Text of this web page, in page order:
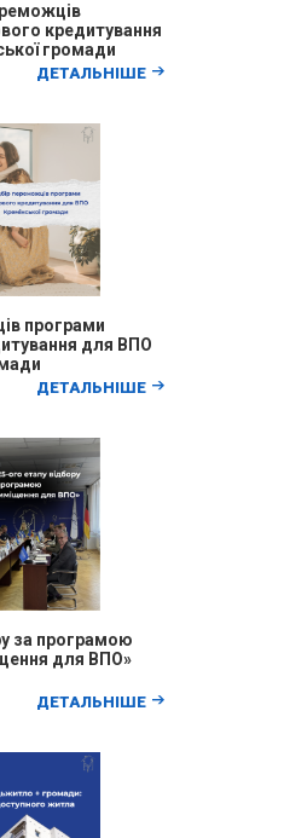
кредитування
громади
ДЕТАЛЬНІШЕ
програми
для ВПО
ДЕТАЛЬНІШЕ
за програмою
для ВПО»
ДЕТАЛЬНІШЕ